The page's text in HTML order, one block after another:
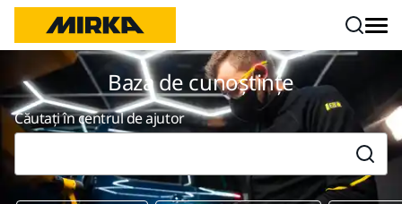
Baza de cunoștințe
Căutați în centrul de ajutor